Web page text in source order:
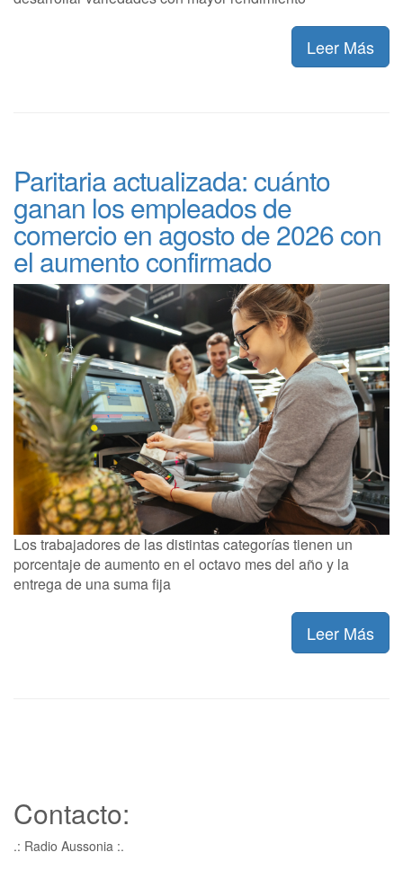
Leer Más
Paritaria actualizada: cuánto
ganan los empleados de
comercio en agosto de 2026 con
el aumento confirmado
Los trabajadores de las distintas categorías tienen un
porcentaje de aumento en el octavo mes del año y la
entrega de una suma fija
Leer Más
Contacto:
.: Radio Aussonia :.